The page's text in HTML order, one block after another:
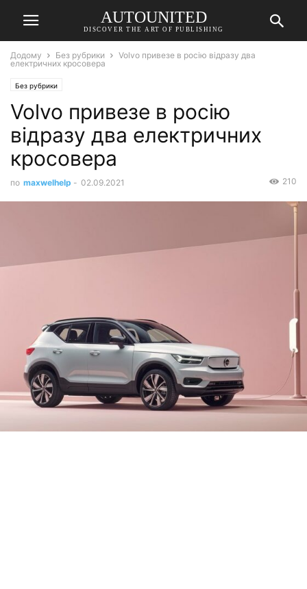
AUTOUNITED
DISCOVER THE ART OF PUBLISHING
Додому Без рубрики
Volvo привезе в росію відразу два
електричних кросовера
Без рубрики
Volvo привезе в росію
відразу два електричних
кросовера
по maxwelhelp - 02.09.2021 210